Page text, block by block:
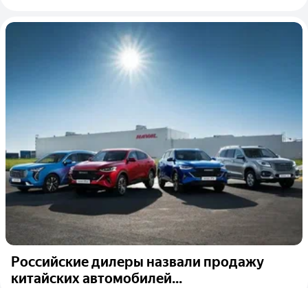
Российские дилеры назвали продажу
китайских автомобилей...